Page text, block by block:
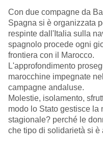
Con due compagne da
Spagna si è organizzata
respinte dall'Italia sulla
spagnolo procede ogni
frontiera con il Marocco.
L'approfondimento
marocchine impegnate
campagne andaluse.
Molestie, isolamento,
modo lo Stato gestisce la
stagionale? perché le
che tipo di solidarietà si è